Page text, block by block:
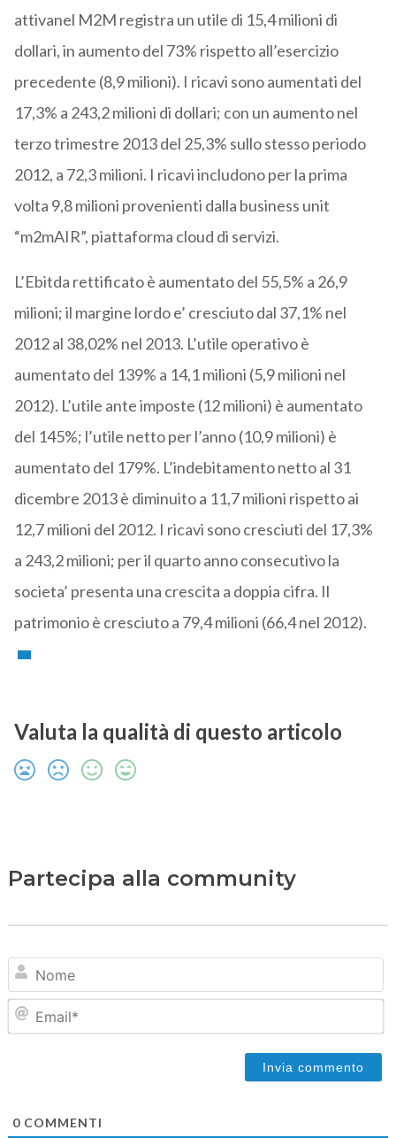
attivanel M2M registra un utile di 15,4 milioni di
dollari, in aumento del 73% rispetto all’esercizio
precedente (8,9 milioni). I ricavi sono aumentati del
17,3% a 243,2 milioni di dollari; con un aumento nel
terzo trimestre 2013 del 25,3% sullo stesso periodo
2012, a 72,3 milioni. I ricavi includono per la prima
volta 9,8 milioni provenienti dalla business unit
“m2mAIR”, piattaforma cloud di servizi.
L’Ebitda rettificato è aumentato del 55,5% a 26,9
milioni; il margine lordo e’ cresciuto dal 37,1% nel
2012 al 38,02% nel 2013. L’utile operativo è
aumentato del 139% a 14,1 milioni (5,9 milioni nel
2012). L’utile ante imposte (12 milioni) è aumentato
del 145%; l’utile netto per l’anno (10,9 milioni) è
aumentato del 179%. L’indebitamento netto al 31
dicembre 2013 è diminuito a 11,7 milioni rispetto ai
12,7 milioni del 2012. I ricavi sono cresciuti del 17,3%
a 243,2 milioni; per il quarto anno consecutivo la
societa’ presenta una crescita a doppia cifra. Il
patrimonio è cresciuto a 79,4 milioni (66,4 nel 2012).
Valuta la qualità di questo articolo
Partecipa alla community
0COMMENTI